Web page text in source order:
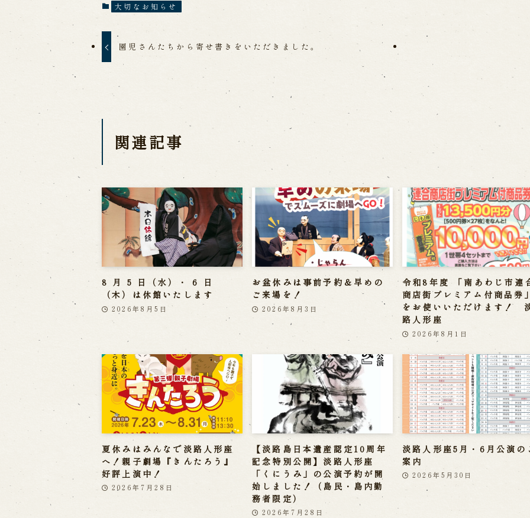
大切なお知らせ
園児さんたちから寄せ書きをいただきました。
関連記事
8 月 5 日（水）・ 6 日
（木）は休館いたします
2026年8月5日
お盆休みは事前予約＆早めの
ご来場を！
2026年8月3日
令和8年度 「南あわじ市連
商店街プレミアム付商品券
をお使いいただけます！
路人形座
2026年8月1日
夏休みはみんなで淡路人形座
へ！親子劇場『きんたろう』
好評上演中！
2026年7月28日
【淡路島日本遺産認定10周年
記念特別公開】淡路人形座
「くにうみ」の公演予約が開
始しました！（島民・島内勤
務者限定）
2026年7月28日
淡路人形座5月・6月公演の
案内
2026年5月30日